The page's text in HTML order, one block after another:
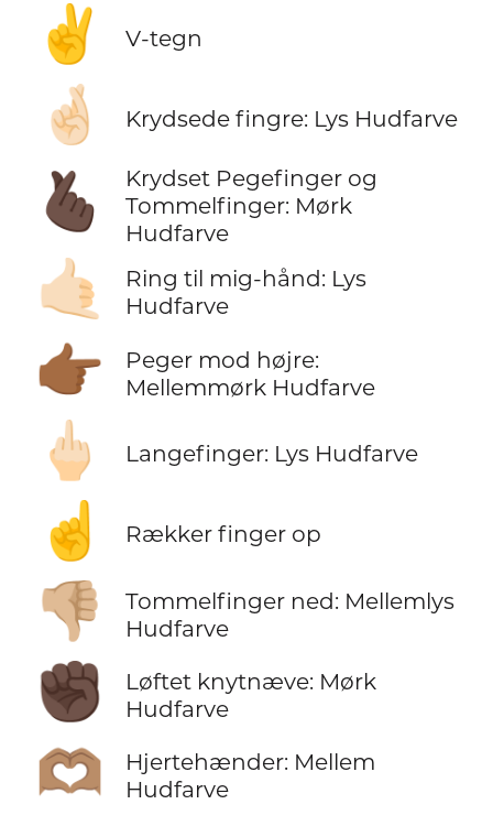
✌️ V-tegn
🤞🏻 Krydsede fingre: Lys Hudfarve
🫰🏿
Krydset Pegefinger og
Tommelfinger: Mørk
Hudfarve
🤙🏻
Ring til mig-hånd: Lys
Hudfarve
👉🏾
Peger mod højre:
Mellemmørk Hudfarve
🖕🏻 Langefinger: Lys Hudfarve
☝️ Rækker finger op
👎🏼
Tommelfinger ned: Mellemlys
Hudfarve
✊🏿
Løftet knytnæve: Mørk
Hudfarve
🫶🏽
Hjertehænder: Mellem
Hudfarve